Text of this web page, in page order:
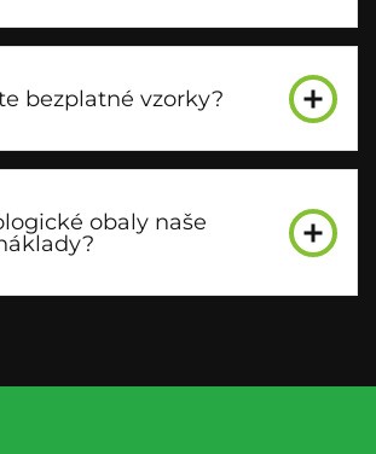
bezplatné vzorky?
obaly naše